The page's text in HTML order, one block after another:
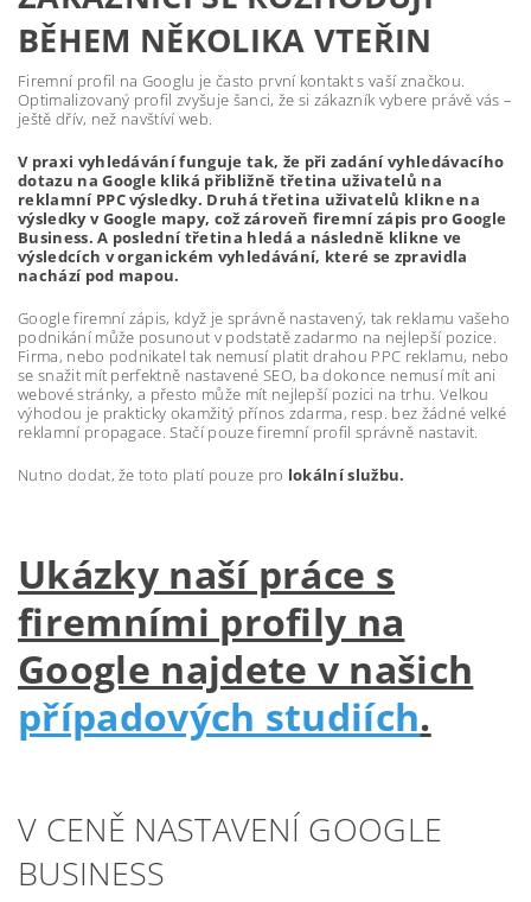
BĚHEM NĚKOLIKA VTEŘIN
Firemní profil na Googlu je často první kontakt s vaší značkou.
Optimalizovaný profil zvyšuje šanci, že si zákazník vybere právě vás –
ještě dřív, než navštíví web.
V praxi vyhledávání funguje tak, že při zadání vyhledávacího
dotazu na Google kliká přibližně třetina uživatelů na
reklamní PPC výsledky. Druhá třetina uživatelů klikne na
výsledky v Google mapy, což zároveň firemní zápis pro Google
Business. A poslední třetina hledá a následně klikne ve
výsledcích v organickém vyhledávání, které se zpravidla
nachází pod mapou.
Google firemní zápis, když je správně nastavený, tak reklamu vašeho
podnikání může posunout v podstatě zadarmo na nejlepší pozice.
Firma, nebo podnikatel tak nemusí platit drahou PPC reklamu, nebo
se snažit mít perfektně nastavené SEO, ba dokonce nemusí mít ani
webové stránky, a přesto může mít nejlepší pozici na trhu. Velkou
výhodou je prakticky okamžitý přínos zdarma, resp. bez žádné velké
reklamní propagace. Stačí pouze firemní profil správně nastavit.
Nutno dodat, že toto platí pouze pro lokální službu.
Ukázky naší práce s
firemními profily na
Google najdete v našich
případových studiích.
V CENĚ NASTAVENÍ GOOGLE
BUSINESS